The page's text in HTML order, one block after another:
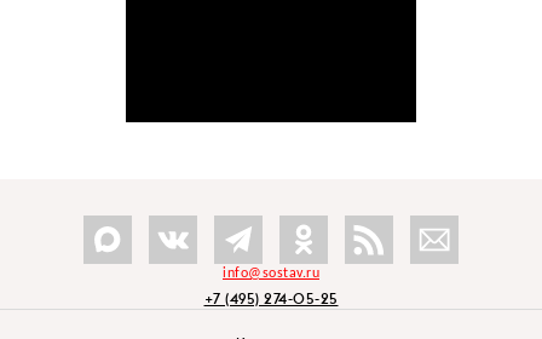
info@sostav.ru
+7 (495) 274-05-25